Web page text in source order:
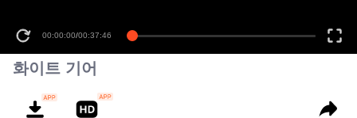
00:00:00/00:37:46
화이트 기어